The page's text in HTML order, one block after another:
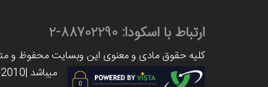
ارتباط با اسکودا: 88702290-2
کلیه حقوق مادی و معنوی این وبسایت محفوظ و
میباشد |www.scoda.org © 2020-2010|